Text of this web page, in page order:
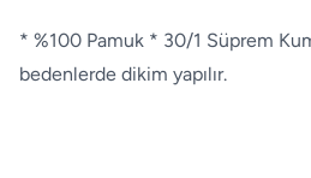
* %100 Pamuk * 30/1 Süprem
bedenlerde dikim yapılır.